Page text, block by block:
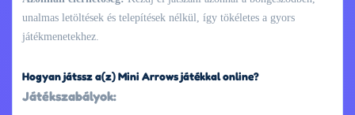
unalmas letöltések és telepítések nélkül, így tökéletes a gyors
játékmenetekhez.
Hogyan játssz a(z) Mini Arrows játékkal online?
Játékszabályok: